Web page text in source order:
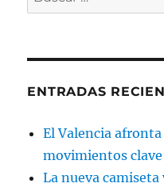
por:
ENTRADAS
El Valencia
movimientos
La nueva